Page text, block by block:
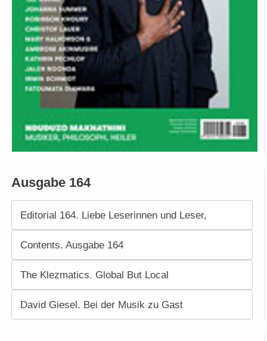
Ausgabe 164
Editorial 164. Liebe Leserinnen und Leser,
Contents. Ausgabe 164
The Klezmatics. Global But Local
David Giesel. Bei der Musik zu Gast